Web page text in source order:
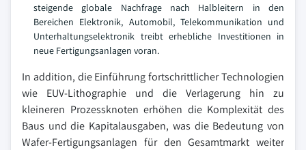
steigende globale Nachfrage nach Halbleitern in den
Bereichen Elektronik, Automobil, Telekommunikation und
Unterhaltungselektronik treibt erhebliche Investitionen in
neue Fertigungsanlagen voran.
In addition, die Einführung fortschrittlicher Technologien
wie EUV-Lithographie und die Verlagerung hin zu
kleineren Prozessknoten erhöhen die Komplexität des
Baus und die Kapitalausgaben, was die Bedeutung von
Wafer-Fertigungsanlagen für den Gesamtmarkt weiter